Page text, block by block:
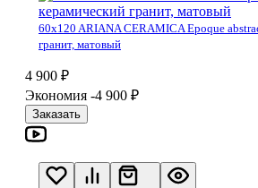
60x120 ARIANA CERAMICA Epoque
гранит, матовый
4 900 ₽
Экономия -4 900 ₽
Заказать